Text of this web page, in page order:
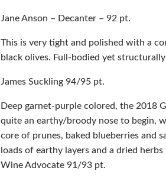
Jane Anson – Decanter – 92 pt.
This is very tight and polished with a
black olives. Full-bodied yet
James Suckling 94/95 pt.
Deep garnet-purple colored, the 2018
quite an earthy/broody nose to begin,
core of prunes, baked blueberries and
loads of earthy layers and a dried
Wine Advocate 91/93 pt.